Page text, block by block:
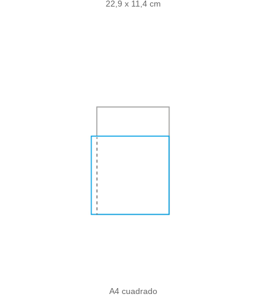
22,9 x 11,4 cm
A4 cuadrado